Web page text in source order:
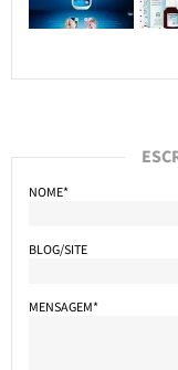
NOME*
BLOG/SITE
MENSAGEM*